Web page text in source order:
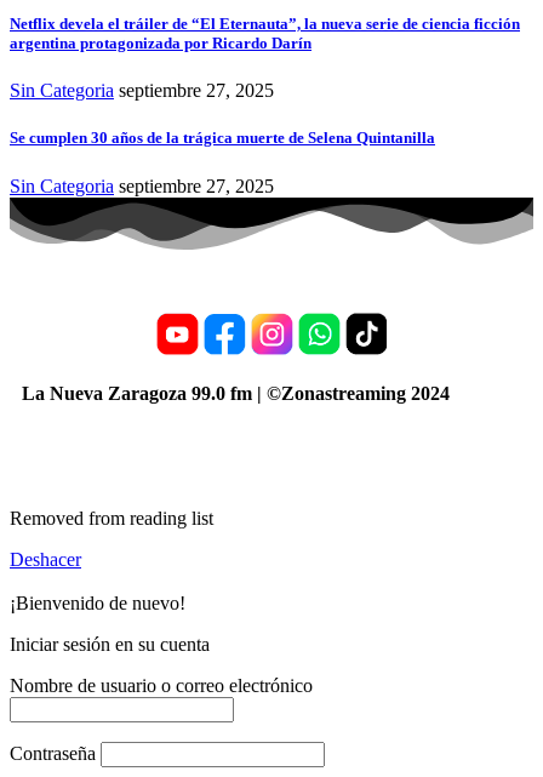
Netflix devela el tráiler de “El Eternauta”, la nueva serie de ciencia ficción
argentina protagonizada por Ricardo Darín
Sin Categoria septiembre 27, 2025
Se cumplen 30 años de la trágica muerte de Selena Quintanilla
Sin Categoria septiembre 27, 2025
La Nueva Zaragoza 99.0 fm | ©Zonastreaming 2024
Removed from reading list
Deshacer
¡Bienvenido de nuevo!
Iniciar sesión en su cuenta
Nombre de usuario o correo electrónico
Contraseña